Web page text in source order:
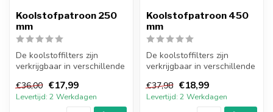
Koolstofpatroon 250
mm
De koolstoffilters zijn
verkrijgbaar in verschillende
€36,00 €17,99
Levertijd: 2 Werkdagen
Koolstofpatroon 450
mm
De koolstoffilters zijn
verkrijgbaar in verschillende
€37,98 €18,99
Levertijd: 2 Werkdagen